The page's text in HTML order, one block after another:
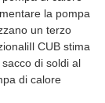
la pompa
un terzo
CUB stima
di soldi al
di calore